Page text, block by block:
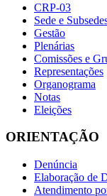
CRP-03
Sede e
Gestão
Plenárias
Comissões e
Representações
Organograma
Notas
Eleições
ORIENTAÇÃO
Denúncia
Elaboração de
Atendimento